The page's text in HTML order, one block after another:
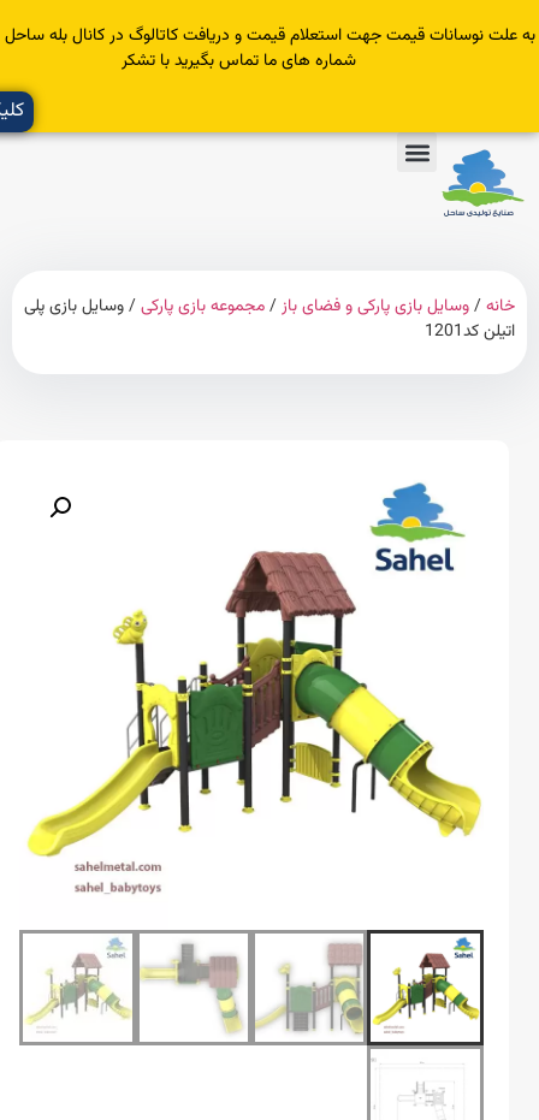
قیمت جهت استعلام قیمت و دریافت کاتالوگ در کانال بله ساحل عضو یا با
شماره های ما تماس بگیرید با تشکر
کلیک کنید
وسایل بازی پارکی و فضای باز/مجموعه بازی پارکی/ وسایل بازی پلی